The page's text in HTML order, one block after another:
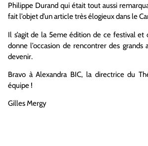
Philippe Durand qui était tout aussi
fait l’objet d’un article très élogieux dans le
Il s’agit de la 5eme édition de ce festival et
donne l’occasion de rencontrer des grands
devenir.
Bravo à Alexandra BIC, la directrice du
équipe !
Gilles Mergy